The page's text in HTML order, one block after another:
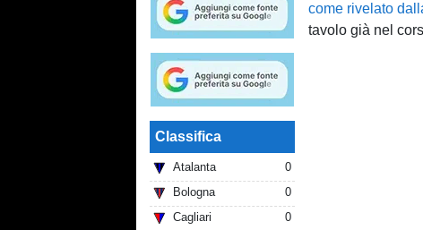
Classifica
Atalanta
0
Bologna
0
Cagliari
0
come rivelato
tavolo già nel